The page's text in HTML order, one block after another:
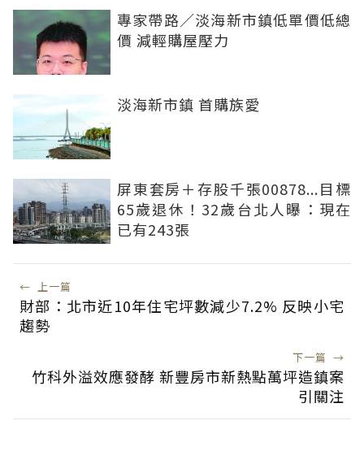
專家帶路／淡海新市鎮低單價低總
價 減輕購屋壓力
淡海新市鎮 首購族愛
屏東套房＋存股千張00878...目標
65歲退休！32歲台北人曝：現在
已有243張
← 上一篇
財部：北市近10年住宅坪數減少7.2% 反映小宅
趨勢
下一篇 →
竹科外溢效應發酵 新豐房市新熱點萬坪造鎮案
引關注